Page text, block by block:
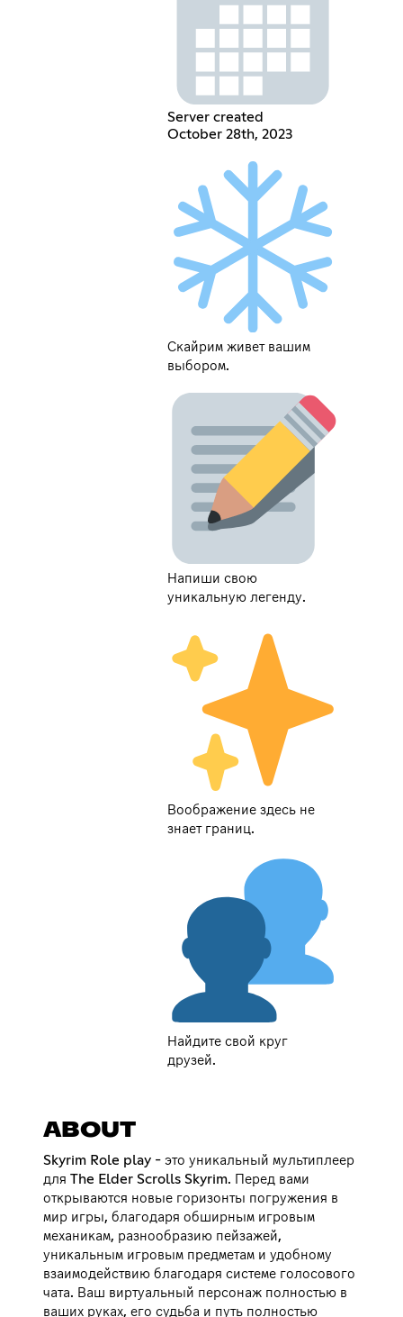
Server created
October 28th, 2023
Скайрим живет вашим
выбором.
Напиши свою
уникальную легенду.
Воображение здесь не
знает границ.
Найдите свой круг
друзей.
ABOUT
Skyrim Role play - это уникальный мультиплеер
для The Elder Scrolls Skyrim. Перед вами
открываются новые горизонты погружения в
мир игры, благодаря обширным игровым
механикам, разнообразию пейзажей,
уникальным игровым предметам и удобному
взаимодействию благодаря системе голосового
чата. Ваш виртуальный персонаж полностью в
ваших руках, его судьба и путь полностью